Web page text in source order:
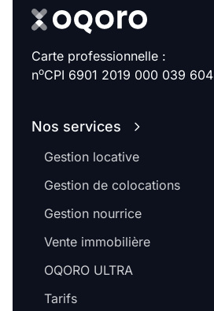
Carte professionnelle :
noCPI 6901 2019 000 039 604
Nos services
Gestion locative
Gestion de colocations
Gestion nourrice
Vente immobilière
OQORO ULTRA
Tarifs